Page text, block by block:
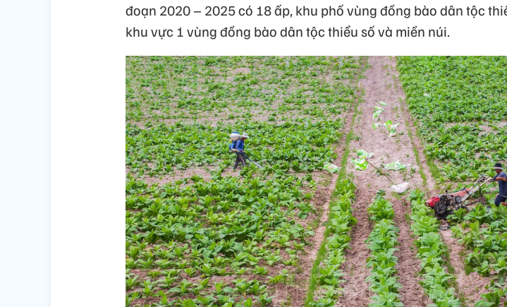
đoạn 2020 – 2025 có 18 ấp, khu phố vùng đồng bào dân tộc
khu vực 1 vùng đồng bào dân tộc thiểu số và miền núi.